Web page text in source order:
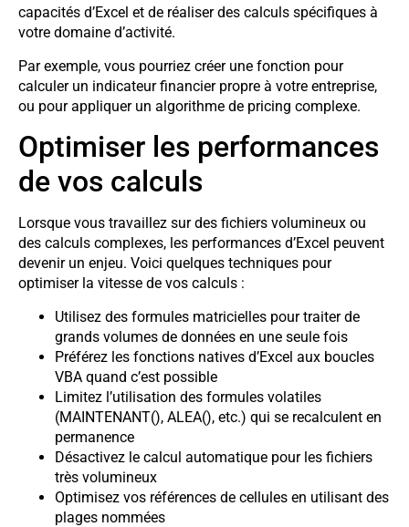
capacités d’Excel et de réaliser des calculs spécifiques à
votre domaine d’activité.
Par exemple, vous pourriez créer une fonction pour
calculer un indicateur financier propre à votre entreprise,
ou pour appliquer un algorithme de pricing complexe.
Optimiser les performances
de vos calculs
Lorsque vous travaillez sur des fichiers volumineux ou
des calculs complexes, les performances d’Excel peuvent
devenir un enjeu. Voici quelques techniques pour
optimiser la vitesse de vos calculs :
Utilisez des formules matricielles pour traiter de
grands volumes de données en une seule fois
Préférez les fonctions natives d’Excel aux boucles
VBA quand c’est possible
Limitez l’utilisation des formules volatiles
(MAINTENANT(), ALEA(), etc.) qui se recalculent en
permanence
Désactivez le calcul automatique pour les fichiers
très volumineux
Optimisez vos références de cellules en utilisant des
plages nommées